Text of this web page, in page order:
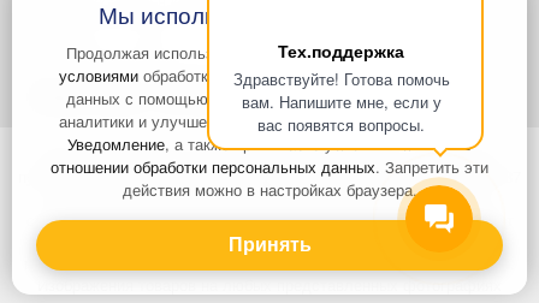
Тех.поддержка
Здравствуйте! Готова помочь
вам. Напишите мне, если у
вас появятся вопросы.
Задать вопрос Контакты
Интернет-сайт носит информационный характер и не является
публичной офертой, которая определяется положениями статьи 437
Гражданского кодекса РФ. Информация о характеристиках и
стоимости товаров, указанных на сайте, условия доставки может
быть изменена в одностороннем порядке. Информация по ценам,
может отличаться от фактической, к моменту оформления заказа.
Мы используем файлы Cookies
Продолжая использовать наш сайт, высоглашаетесь с
условиями обработки cookie-файлов и пользовательских
данных с помощью Яндекс.Метрика, необходимых для
аналитики и улучшения качества работы сайта и сервиса
Уведомление, а также принимаете условияПолитики в
отношении обработки персональных данных. Запретить эти
действия можно в настройках браузера.
Принять